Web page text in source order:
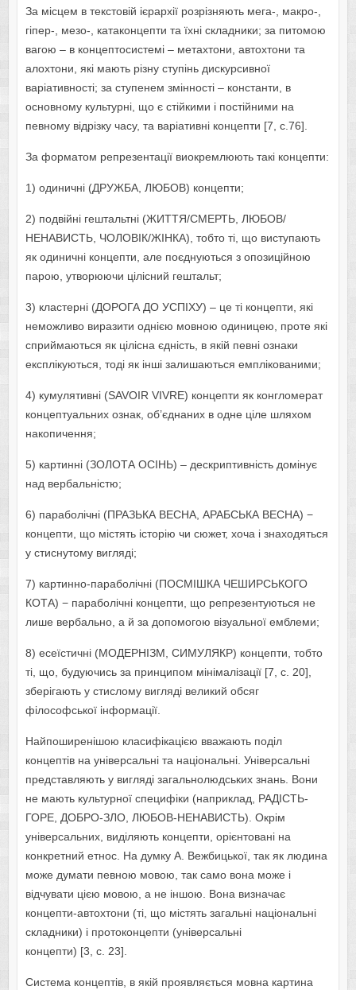
За місцем в текстовій ієрархії розрізняють мега-, макро-,
гіпер-, мезо-, катаконцепти та їхні складники; за питомою
вагою – в концептосистемі – метахтони, автохтони та
алохтони, які мають різну ступінь дискурсивної
варіативності; за ступенем змінності – константи, в
основному культурні, що є стійкими і постійними на
певному відрізку часу, та варіативні концепти [7, с.76].
За форматом репрезентації виокремлюють такі концепти:
1) одиничні (ДРУЖБА, ЛЮБОВ) концепти;
2) подвійні гештальтні (ЖИТТЯ/СМЕРТЬ, ЛЮБОВ/
НЕНАВИСТЬ, ЧОЛОВІК/ЖІНКА), тобто ті, що виступають
як одиничні концепти, але поєднуються з опозиційною
парою, утворюючи цілісний гештальт;
3) кластерні (ДОРОГА ДО УСПІХУ) – це ті концепти, які
неможливо виразити однією мовною одиницею, проте які
сприймаються як цілісна єдність, в якій певні ознаки
експлікуються, тоді як інші залишаються емплікованими;
4) кумулятивні (SAVOIR VIVRE) концепти як конгломерат
концептуальних ознак, об’єднаних в одне ціле шляхом
накопичення;
5) картинні (ЗОЛОТА ОСІНЬ) – дескриптивність домінує
над вербальністю;
6) параболічні (ПРАЗЬКА ВЕСНА, АРАБСЬКА ВЕСНА) −
концепти, що містять історію чи сюжет, хоча і знаходяться
у стиснутому вигляді;
7) картинно-параболічні (ПОСМІШКА ЧЕШИРСЬКОГО
КОТА) − параболічні концепти, що репрезентуються не
лише вербально, а й за допомогою візуальної емблеми;
8) есеїстичні (МОДЕРНІЗМ, СИМУЛЯКР) концепти, тобто
ті, що, будуючись за принципом мінімалізації [7, с. 20],
зберігають у стислому вигляді великий обсяг
філософської інформації.
Найпоширенішою класифікацією вважають поділ
концептів на універсальні та національні. Універсальні
представляють у вигляді загальнолюдських знань. Вони
не мають культурної специфіки (наприклад, РАДІСТЬ-
ГОРЕ, ДОБРО-ЗЛО, ЛЮБОВ-НЕНАВИСТЬ). Окрім
універсальних, виділяють концепти, орієнтовані на
конкретний етнос. На думку А. Вежбицької, так як людина
може думати певною мовою, так само вона може і
відчувати цією мовою, а не іншою. Вона визначає
концепти-автохтони (ті, що містять загальні національні
складники) і протоконцепти (універсальні
концепти) [3, с. 23].
Система концептів, в якій проявляється мовна картина